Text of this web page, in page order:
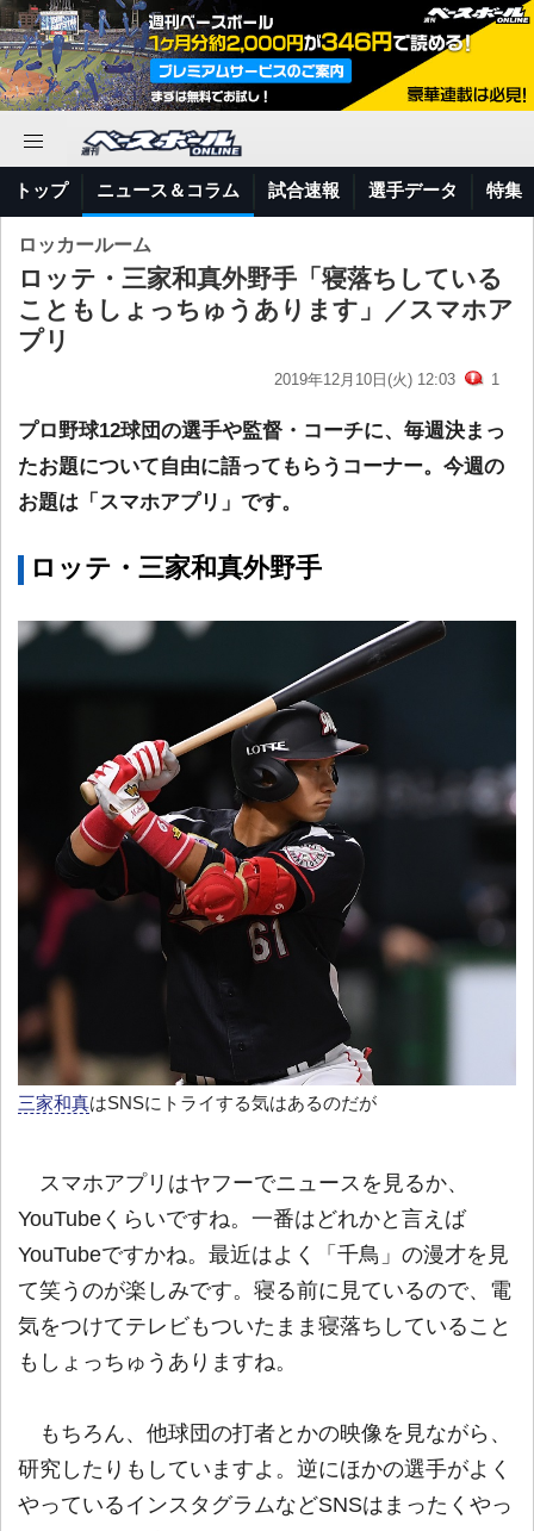
トップ ニュース＆コラム 試合速報 選手データ 特集
ロッカールーム
ロッテ・三家和真外野手「寝落ちしている
こともしょっちゅうあります」／スマホア
プリ
2019年12月10日(火) 12:03 1
プロ野球12球団の選手や監督・コーチに、毎週決まっ
たお題について自由に語ってもらうコーナー。今週の
お題は「スマホアプリ」です。
ロッテ・三家和真外野手
三家和真はSNSにトライする気はあるのだが
スマホアプリはヤフーでニュースを見るか、
YouTubeくらいですね。一番はどれかと言えば
YouTubeですかね。最近はよく「千鳥」の漫才を見
て笑うのが楽しみです。寝る前に見ているので、電
気をつけてテレビもついたまま寝落ちしていること
もしょっちゅうありますね。
もちろん、他球団の打者とかの映像を見ながら、
研究したりもしていますよ。逆にほかの選手がよく
やっているインスタグラムなどSNSはまったくやっ